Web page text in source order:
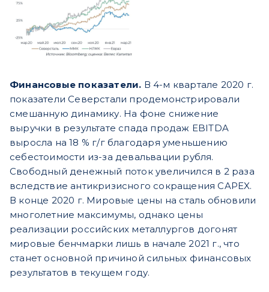
Финансовые показатели. В 4-м квартале 2020 г.
показатели Северстали продемонстрировали
смешанную динамику. На фоне снижение
выручки в результате спада продаж EBITDA
выросла на 18 % г/г благодаря уменьшению
себестоимости из-за девальвации рубля.
Свободный денежный поток увеличился в 2 раза
вследствие антикризисного сокращения CAPEX.
В конце 2020 г. Мировые цены на сталь обновили
многолетние максимумы, однако цены
реализации российских металлургов догонят
мировые бенчмарки лишь в начале 2021 г., что
станет основной причиной сильных финансовых
результатов в текущем году.